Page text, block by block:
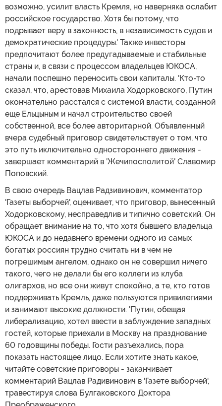
возможно, усилит власть Кремля, но наверняка ослабит
российское государство. Хотя бы потому, что
подрывает веру в законность, в независимость судов и
демократические процедуры.' Также инвесторы
предпочитают более предугадываемые и стабильные
страны и, в связи с процессом владельцев ЮКОСА,
начали поспешно переносить свои капиталы. 'Кто-то
сказал, что, арестовав Михаила Ходорковского, Путин
окончательно расстался с системой власти, созданной
еще Ельцыным и начал строительство своей
собственной, все более авторитарной. Объявленный
вчера судебный приговор свидетельствует о том, что
это путь иключительно одностороннего движения -
завершает комментарий в 'Жечипосполитой' Славомир
Поповский.
В свою очередь Вацлав Радзивинович, комментатор
'Газеты выборчей', оценивает, что приговор, вынесенный
Ходорковскому, несправедлив и типично советский. Он
обращает внимание на то, что хотя бывшего владельца
ЮКОСА и до недавнего времени одного из самых
богатых россиян трудно считать ни в чем не
погрешимым ангелом, однако он не совершил ничего
такого, чего не делали бы его коллеги из клуба
олигархов, но все они живут спокойно, а те, кто готов
поддерживать Кремль, даже пользуются привилегиями
и занимают высокие должности. 'Путин, обещая
либерализацию, хотел ввести в заблуждение западных
гостей, которые приехали в Москву на празднование
60 годовщины победы. Гости разъехались, пора
показать настоящее лицо. Если хотите знать какое,
читайте советские приговоры - заканчивает
комментарий Вацлав Радивинович в 'Газете выборчей',
травестируя слова Булгаковского Доктора